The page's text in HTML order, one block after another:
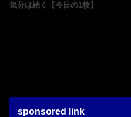
気分は続く【今日の1枚】
sponsored link